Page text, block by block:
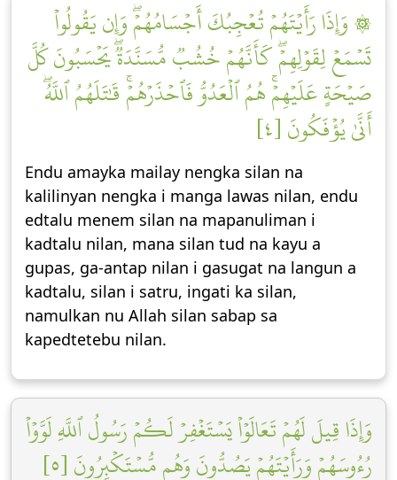
۞ وَإِذَا رَأَيۡتَهُمۡ تُعۡجِبُكَ أَجۡسَامُهُمۡۖ وَإِن يَقُولُواْ
تَسۡمَعۡ لِقَوۡلِهِمۡۖ كَأَنَّهُمۡ خُشُبٞ مُّسَنَّدَةٞۖ يَحۡسَبُونَ كُلَّ
صَيۡحَةٍ عَلَيۡهِمۡۚ هُمُ ٱلۡعَدُوُّ فَٱحۡذَرۡهُمۡۚ قَٰتَلَهُمُ ٱللَّهُۖ
أَنَّىٰ يُؤۡفَكُونَ [٤]
Endu amayka mailay nengka silan na
kalilinyan nengka i manga lawas nilan, endu
edtalu menem silan na mapanuliman i
kadtalu nilan, mana silan tud na kayu a
gupas, ga-antap nilan i gasugat na langun a
kadtalu, silan i satru, ingati ka silan,
namulkan nu Allah silan sabap sa
kapedtetebu nilan.
وَإِذَا قِيلَ لَهُمۡ تَعَالَوۡاْ يَسۡتَغۡفِرۡ لَكُمۡ رَسُولُ ٱللَّهِ لَوَّوۡاْ
رُءُوسَهُمۡ وَرَأَيۡتَهُمۡ يَصُدُّونَ وَهُم مُّسۡتَكۡبِرُونَ [٥]